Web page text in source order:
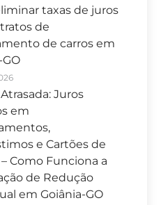
taxas de juros
de
de carros em
Juros
em
e Cartões de
Como Funciona a
de Redução
em Goiânia-GO